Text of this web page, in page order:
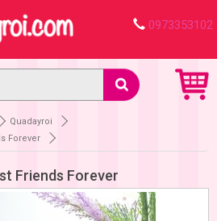
0973353102
Quadayroi
Forever
Friends Forever